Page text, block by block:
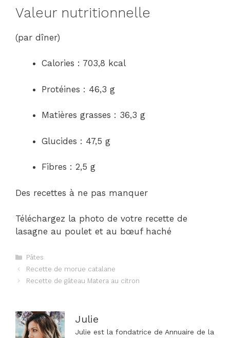
Valeur nutritionnelle
(par dîner)
Calories : 703,8 kcal
Protéines : 46,3 g
Matières grasses : 36,3 g
Glucides : 47,5 g
Fibres : 2,5 g
Des recettes à ne pas manquer
Téléchargez la photo de votre recette de
lasagne au poulet et au bœuf haché
Catégories
Pâtes
Navigation
des
Recette de morue catalane
Recette de gâteau Matera au citron
Julie
Julie est la fondatrice de Annuaire de la